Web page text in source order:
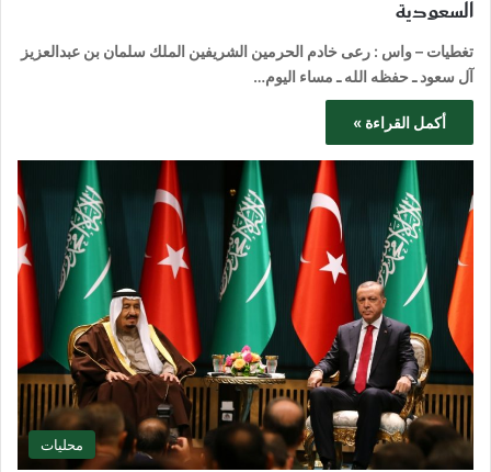
السعودية
تغطيات – واس : رعى خادم الحرمين الشريفين الملك سلمان بن عبدالعزيز
آل سعود ـ حفظه الله ـ مساء اليوم…
أكمل القراءة »
محليات